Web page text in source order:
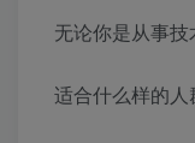
无论你是从事
适合什么样的人